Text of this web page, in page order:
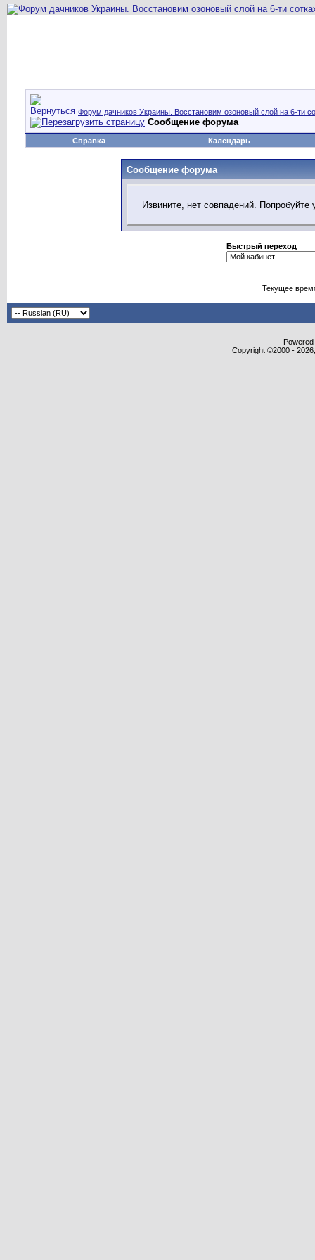
Форум дачников Украины. Восстановим озоновый слой на 6-ти
Сообщение форума
Справка Календарь
Сообщение форума
Извините, нет совпадений.
Быстрый переход
Текущее
Copyright ©2000 -